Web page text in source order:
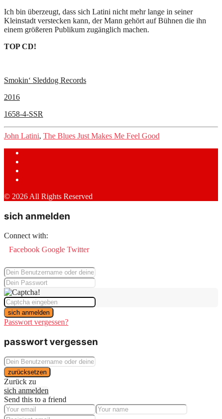
Ich bin überzeugt, dass sich Latini nicht mehr lange in seiner
Kleinstadt verstecken kann, der Mann gehört auf Bühnen die ihn
einem größeren Publikum zugänglich machen.
TOP CD!
Smokin‘ Sleddog Records
2016
1658-4-SSR
John Latini, The Blues Just Makes Me Feel Good
© 2026 All Rights Reserved
sich anmelden
Connect with:
Facebook Google Twitter
sich anmelden
Passwort vergessen?
passwort vergessen
zurücksetzen
Zurück zu
sich anmelden
Send this to a friend